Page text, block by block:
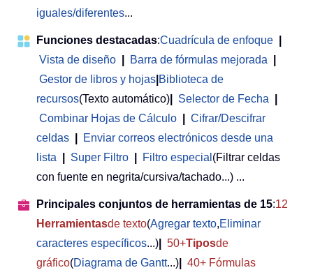
iguales/diferentes...
Funciones destacadas:Cuadrícula de enfoque
Vista de diseño
Barra de fórmulas mejorada
Gestor de libros y hojas Biblioteca de
recursos(Texto automático) Selector de Fecha
Combinar Hojas de Cálculo
Cifrar/Descifrar
celdas
Enviar correos electrónicos desde una
lista
Super Filtro Filtro especial (Filtrar celdas
con fuente en negrita/cursiva/tachado...) ...
Principales conjuntos de herramientas de 15:12
Herramientasde texto(Agregar texto,Eliminar
caracteres específicos...) 50+Tiposde
gráfico(Diagrama de Gantt...)
40+ Fórmulas